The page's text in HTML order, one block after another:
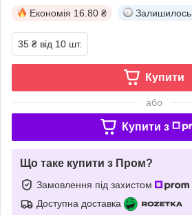
Економія 16.80 ₴ Залишилось
35 ₴ від 10 шт.
Купити
або
Купити з
Що таке купити з Пром?
Замовлення під захистом
Доступна доставка